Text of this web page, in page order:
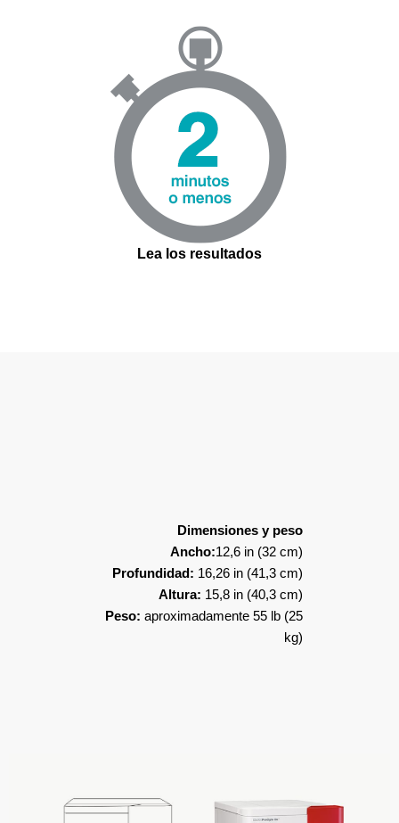
Lea los resultados
Dimensiones y peso
Ancho:12,6 in (32 cm)
Profundidad: 16,26 in (41,3 cm)
Altura: 15,8 in (40,3 cm)
Peso: aproximadamente 55 lb (25
kg)